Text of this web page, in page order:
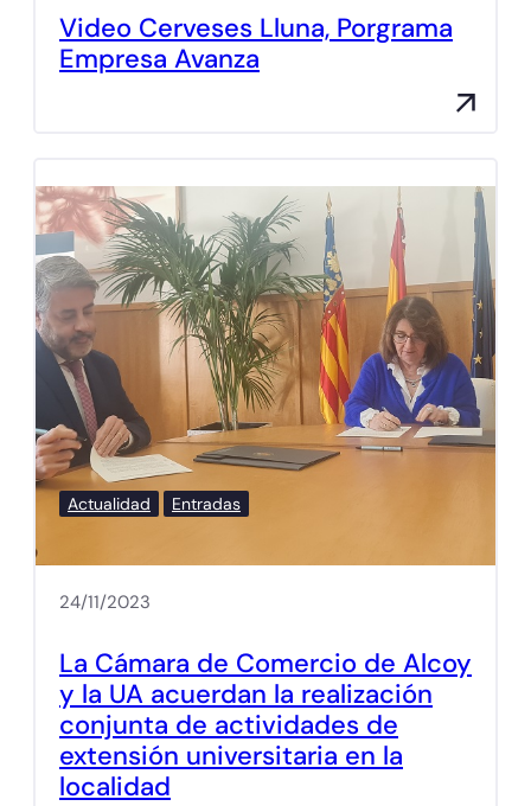
Video Cerveses Lluna, Porgrama
Empresa Avanza
Actualidad Entradas
24/11/2023
La Cámara de Comercio de Alcoy
y la UA acuerdan la realización
conjunta de actividades de
extensión universitaria en la
localidad